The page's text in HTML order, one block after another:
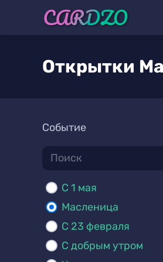
Открытки
Событие
C 1 мая
Масленица
С 23 февраля
С добрым утром